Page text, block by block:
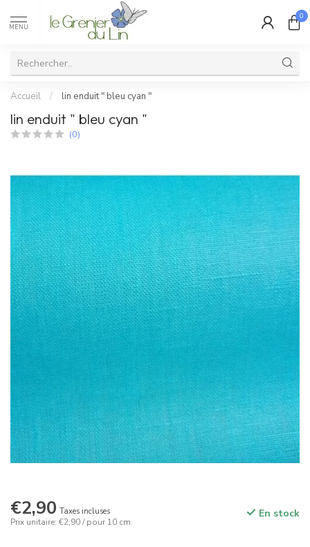
MENU
0
Accueil / lin enduit " bleu cyan "
lin enduit " bleu cyan "
(0)
€2,90 Taxes incluses
Prix unitaire: €2,90 / pour 10 cm
En stock